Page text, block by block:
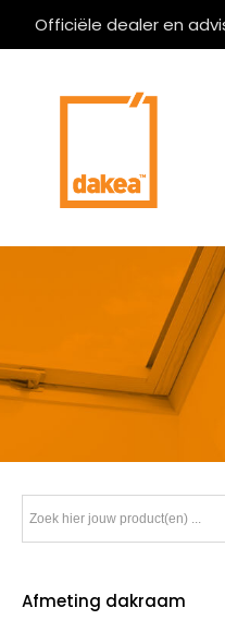
Officiële dealer en
Afmeting dakraam